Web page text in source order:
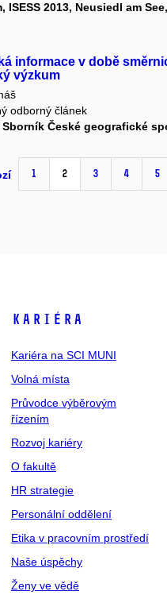
ISESS 2013, Neusiedl am
informace v době
výzkum
odborný článek
Sborník České geografické
1 2 3 4 5
Kariéra
Kariéra na SCI MUNI
Volná místa
Průvodce výběrovým
řízením
Rozvoj kariéry
O fakultě
HR strategie
Personální oddělení
Etika v pracovním prostředí
Naše úspěchy
Ženy ve vědě